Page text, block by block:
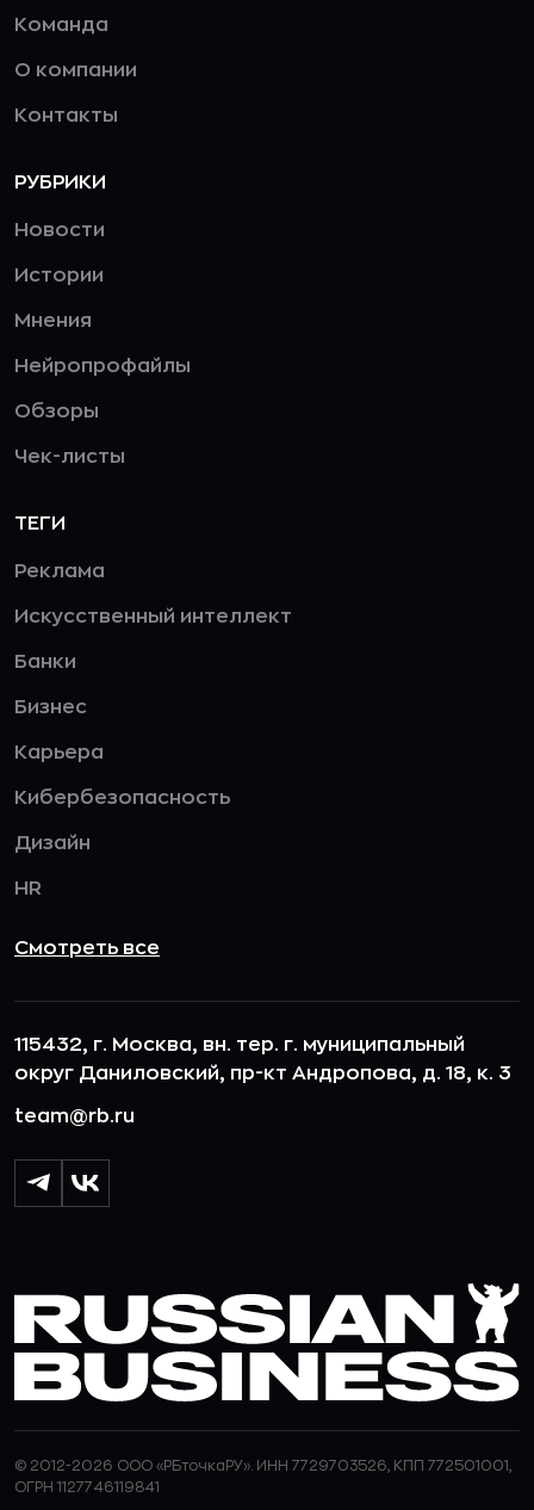
Команда
О компании
Контакты
РУБРИКИ
Новости
Истории
Мнения
Нейропрофайлы
Обзоры
Чек-листы
ТЕГИ
Реклама
Искусственный интеллект
Банки
Бизнес
Карьера
Кибербезопасность
Дизайн
HR
Смотреть все
115432, г. Москва, вн. тер. г. муниципальный
округ Даниловский, пр-кт Андропова, д. 18, к. 3
team@rb.ru
© 2012-2026 ООО «РБточкаРУ». ИНН 7729703526, КПП 772501001,
ОГРН 1127746119841